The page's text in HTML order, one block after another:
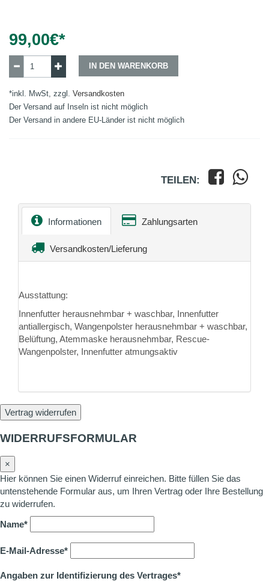
99,00€*
IN DEN WARENKORB
*inkl. MwSt, zzgl. Versandkosten
Der Versand auf Inseln ist nicht möglich
Der Versand in andere EU-Länder ist nicht möglich
TEILEN:
Informationen Zahlungsarten
Versandkosten/Lieferung
Ausstattung:
Innenfutter herausnehmbar + waschbar, Innenfutter
antiallergisch, Wangenpolster herausnehmbar + waschbar,
Belüftung, Atemmaske herausnehmbar, Rescue-
Wangenpolster, Innenfutter atmungsaktiv
Vertrag widerrufen
WIDERRUFSFORMULAR
×
Hier können Sie einen Widerruf einreichen. Bitte füllen Sie das
untenstehende Formular aus, um Ihren Vertrag oder Ihre Bestellung
zu widerrufen.
Name*
E-Mail-Adresse*
Angaben zur Identifizierung des Vertrages*